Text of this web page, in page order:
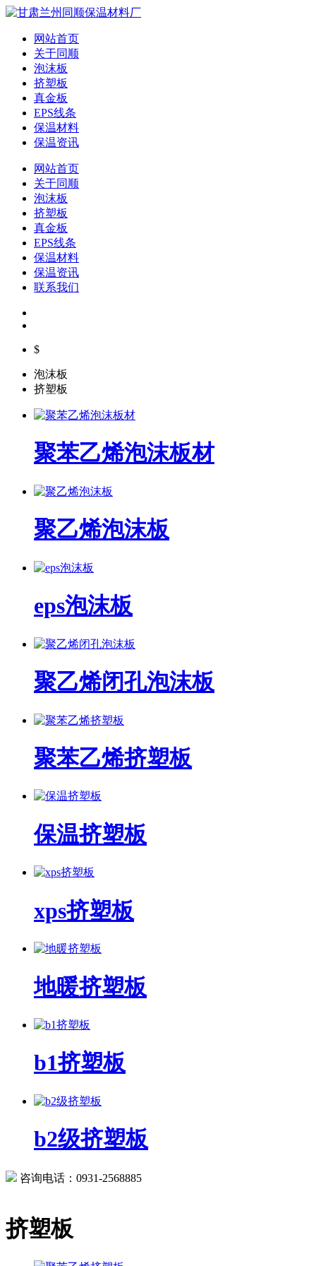
网站首页
关于同顺
泡沫板
挤塑板
真金板
EPS线条
保温材料
保温资讯
网站首页
关于同顺
泡沫板
挤塑板
真金板
EPS线条
保温材料
保温资讯
联系我们
$
泡沫板
挤塑板
聚苯乙烯泡沫板材
聚乙烯泡沫板
eps泡沫板
聚乙烯闭孔泡沫板
聚苯乙烯挤塑板
保温挤塑板
xps挤塑板
地暖挤塑板
b1挤塑板
b2级挤塑板
咨询电话：0931-2568885
挤塑板